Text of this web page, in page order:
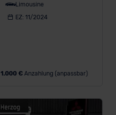
Limousine
EZ: 11/2024
1.000 €Anzahlung (anpassbar)